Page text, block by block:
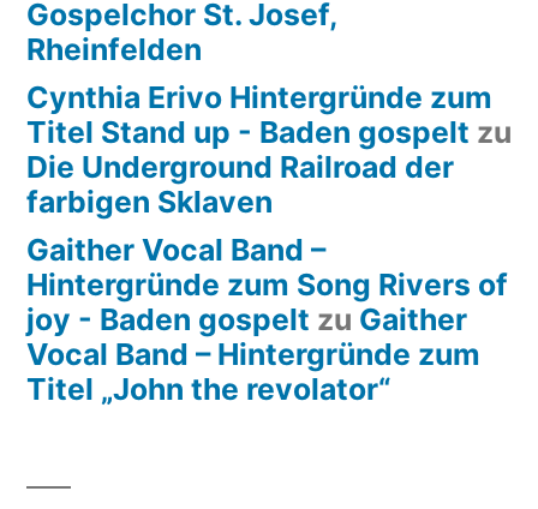
Gospelchor St. Josef,
Rheinfelden
Cynthia Erivo Hintergründe zum
Titel Stand up - Baden gospelt zu
Die Underground Railroad der
farbigen Sklaven
Gaither Vocal Band –
Hintergründe zum Song Rivers of
joy - Baden gospelt zu Gaither
Vocal Band – Hintergründe zum
Titel „John the revolator“